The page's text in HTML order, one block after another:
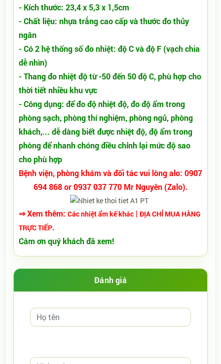
- Kích thước: 23,4 x 5,3 x 1,5cm
- Chất liệu: nhựa trắng cao cấp và thước đo thủy
ngân
- Có 2 hệ thống số đo nhiệt: độ C và độ F (vạch chia
dễ nhìn)
- Thang đo nhiệt độ từ -50 đến 50 độ C, phù hợp cho
thời tiết nhiều khu vực
- Công dụng: để đo độ nhiệt độ, đo độ ẩm trong
phòng sạch, phòng thí nghiệm, phòng ngủ, phòng
khách,... dễ dàng biết được nhiệt độ, độ ẩm trong
phòng để nhanh chóng điều chỉnh lại mức độ sao
cho phù hợp
Bệnh viện, phòng khám và đối tác vui lòng alo: 0907
694 868 or 0937 037 770 Mr Nguyên (Zalo).
⇒ Xem thêm: Các nhiệt ẩm kế khác | ĐỊA CHỈ MUA HÀNG
TRỰC TIẾP.
Cám ơn quý khách đã xem!
Đánh giá